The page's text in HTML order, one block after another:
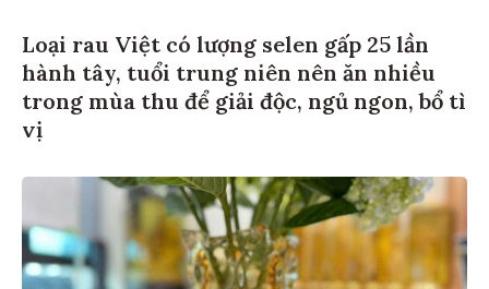
Loại rau Việt có lượng selen gấp 25 lần
hành tây, tuổi trung niên nên ăn nhiều
trong mùa thu để giải độc, ngủ ngon, bổ tì
vị